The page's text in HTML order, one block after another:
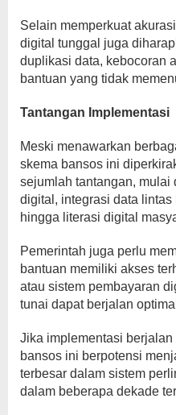
Selain memperkuat
digital tunggal juga
duplikasi data, kebocoran
bantuan yang tidak
Tantangan Implementasi
Meski menawarkan
skema bansos ini
sejumlah tantangan, mulai
digital, integrasi data
hingga literasi digital
Pemerintah juga perlu
bantuan memiliki akses
atau sistem pembayaran
tunai dapat berjalan
Jika implementasi
bansos ini berpotensi
terbesar dalam sistem
dalam beberapa dekade